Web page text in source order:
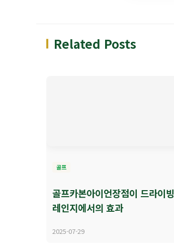
Related Posts
골프
골프카본아이언장점이 드라이빙
레인지에서의 효과
2025-07-29